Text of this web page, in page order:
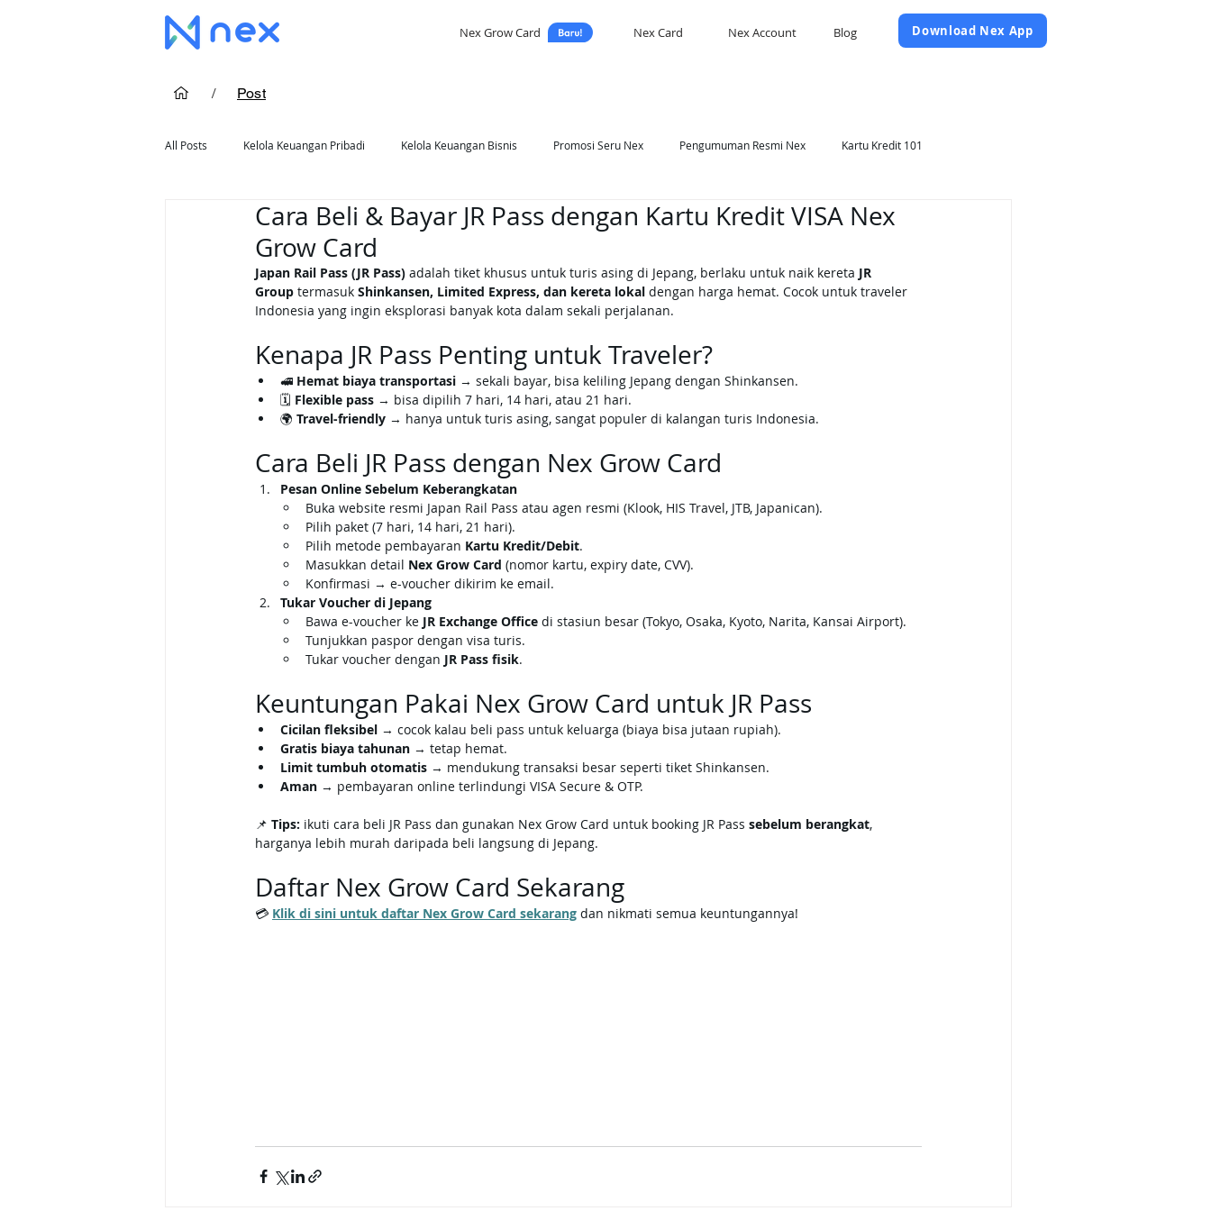
Daftar Sekarang
Nex Grow Card Nex Card Nex Account Blog Download Nex App
/ Post
All Posts Kelola Keuangan Pribadi Kelola Keuangan Bisnis Promosi Seru Nex Pengumuman Resmi Nex Kartu Kredit 101
Cara Pakai Kartu Kredit Rekomendasi Nex Self Development
Cara Beli & Bayar JR Pass dengan Kartu Kredit VISA Nex
Grow Card
Japan Rail Pass (JR Pass) adalah tiket khusus untuk turis asing di Jepang, berlaku untuk naik kereta JR
Group termasuk Shinkansen, Limited Express, dan kereta lokal dengan harga hemat. Cocok untuk traveler
Indonesia yang ingin eksplorasi banyak kota dalam sekali perjalanan.
Kenapa JR Pass Penting untuk Traveler?
🚅 Hemat biaya transportasi → sekali bayar, bisa keliling Jepang dengan Shinkansen.
🗓️ Flexible pass → bisa dipilih 7 hari, 14 hari, atau 21 hari.
🌍 Travel-friendly → hanya untuk turis asing, sangat populer di kalangan turis Indonesia.
Cara Beli JR Pass dengan Nex Grow Card
Pesan Online Sebelum Keberangkatan
Buka website resmi Japan Rail Pass atau agen resmi (Klook, HIS Travel, JTB, Japanican).
Pilih paket (7 hari, 14 hari, 21 hari).
Pilih metode pembayaran Kartu Kredit/Debit.
Masukkan detail Nex Grow Card (nomor kartu, expiry date, CVV).
Konfirmasi → e-voucher dikirim ke email.
Tukar Voucher di Jepang
Bawa e-voucher ke JR Exchange Office di stasiun besar (Tokyo, Osaka, Kyoto, Narita, Kansai Airport).
Tunjukkan paspor dengan visa turis.
Tukar voucher dengan JR Pass fisik.
Keuntungan Pakai Nex Grow Card untuk JR Pass
Cicilan fleksibel → cocok kalau beli pass untuk keluarga (biaya bisa jutaan rupiah).
Gratis biaya tahunan → tetap hemat.
Limit tumbuh otomatis → mendukung transaksi besar seperti tiket Shinkansen.
Aman → pembayaran online terlindungi VISA Secure & OTP.
📌 Tips: ikuti cara beli JR Pass dan gunakan Nex Grow Card untuk booking JR Pass sebelum berangkat,
harganya lebih murah daripada beli langsung di Jepang.
Daftar Nex Grow Card Sekarang
💳 Klik di sini untuk daftar Nex Grow Card sekarang dan nikmati semua keuntungannya!